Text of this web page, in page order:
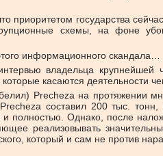
приоритетом государства
схемы, на фоне
информационного скандала…
владельца
касаются деятельности
Precheza на протяжении
составил 200 тыс.
полностью. Однако, после
реализовывать
который и сам не против